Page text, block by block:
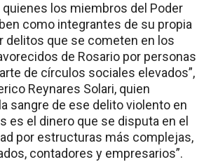
quienes los miembros del Poder
como integrantes de su propia
delitos que se cometen en los
de Rosario por personas
de círculos sociales elevados”,
Reynares Solari, quien
sangre de ese delito violento en
es el dinero que se disputa en el
por estructuras más complejas,
contadores y empresarios”.